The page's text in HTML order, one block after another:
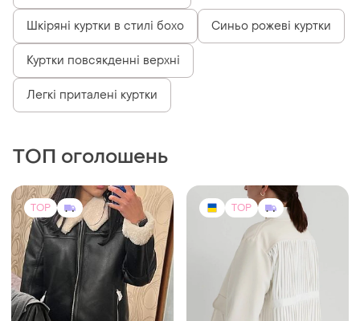
Шкіряні куртки в стилі бохо Синьо рожеві куртки
Куртки повсякденні верхні
Легкі приталені куртки
ТОП оголошень
TOP TOP